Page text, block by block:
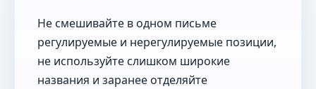
Не смешивайте в одном письме
регулируемые и нерегулируемые позиции,
не используйте слишком широкие
названия и заранее отделяйте